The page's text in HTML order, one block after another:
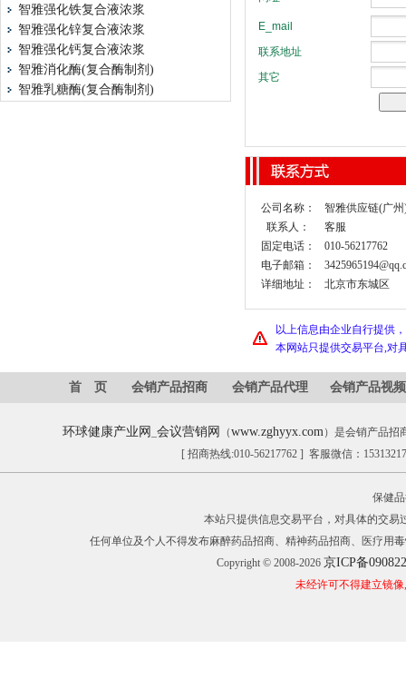
智雅强化铁复合液浓浆
智雅强化锌复合液浓浆
智雅强化钙复合液浓浆
智雅消化酶(复合酶制剂)
智雅乳糖酶(复合酶制剂)
公司名称：
智雅供应链(广
联系人：
客服
固定电话：
010-56217762
电子邮箱：
详细地址：
北京市东城区
以上信息由企业自行提供
本网站只提供交易平台,对
首 页 会销产品招商 会销产品代理 会销产品视频
环球健康产业网 会议营销网 （www.zghyyx.com）是会销产品招
[ 招商热线:010-56217762 ] 客服微信：
保健
本站只提供信息交易平台，对具体的交
任何单位及个人不得发布麻醉药品招商、精神药品招商、医疗用
Copyright © 2008-2026 京ICP备
未经许可不得建立镜